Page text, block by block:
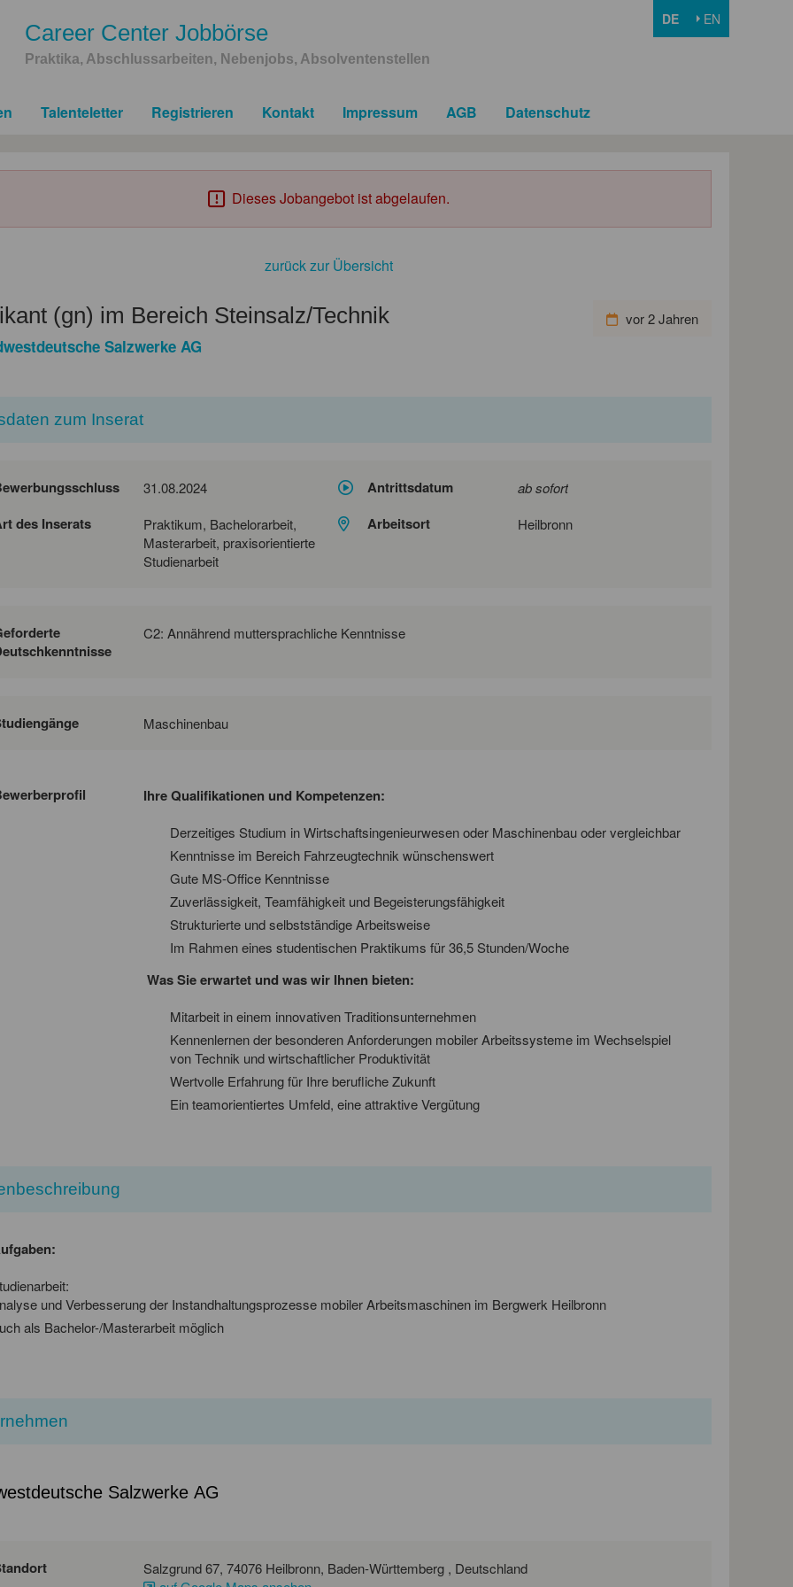
Career Center Jobbörse
Praktika, Abschlussarbeiten, Nebenjobs, Absolventenstellen
DE EN
Talenteletter Registrieren Kontakt Impressum AGB Datenschutz
Dieses Jobangebot ist abgelaufen.
zurück zur Übersicht
vor 2 Jahren
(gn) im Bereich Steinsalz/Technik
Salzwerke AG
zum Inserat
31.08.2024 Antrittsdatum ab sofort
des Inserats
Praktikum, Bachelorarbeit,
Masterarbeit, praxisorientierte
Studienarbeit
Arbeitsort Heilbronn
C2: Annährend muttersprachliche Kenntnisse
Maschinenbau
Ihre Qualifikationen und Kompetenzen:
Derzeitiges Studium in Wirtschaftsingenieur­wesen oder Maschinenbau oder vergleichbar
Kenntnisse im Bereich Fahrzeugtechnik wünschenswert
Gute MS-Office Kenntnisse
Zuverlässigkeit, Teamfähigkeit und Begeiste­rungsfähigkeit
Strukturierte und selbstständige Arbeitsweise
Im Rahmen eines studentischen Praktikums für 36,5 Stunden/Woche
Was Sie erwartet und was wir Ihnen bieten:
Mitarbeit in einem innovativen Traditions­unternehmen
Kennenlernen der besonderen Anforderungen mobiler Arbeitssysteme im Wechselspiel
von Technik und wirtschaftlicher Produktivität
Wertvolle Erfahrung für Ihre berufliche Zukunft
Ein teamorientiertes Umfeld, eine attraktive Vergütung
und Verbesserung der Instandhaltungsprozesse mobiler Arbeitsmaschinen im Bergwerk Heilbronn
als Bachelor-/Masterarbeit möglich
Salzwerke AG
Salzgrund 67, 74076 Heilbronn, Baden-Württemberg , Deutschland